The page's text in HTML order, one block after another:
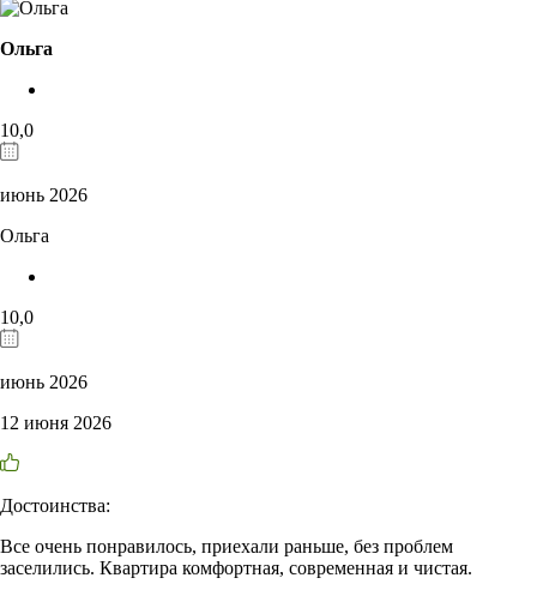
Ольга
10,0
июнь 2026
Ольга
10,0
июнь 2026
12 июня 2026
Достоинства:
Все очень понравилось, приехали раньше, без проблем
заселились. Квартира комфортная, современная и чистая.